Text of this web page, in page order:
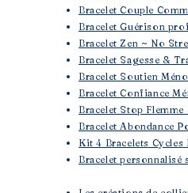
Bracelet Couple
Bracelet Guérison
Bracelet Zen ~ No
Bracelet Sagesse &
Bracelet Soutien
Bracelet Confiance
Bracelet Stop
Bracelet Abondance
Kit 4 Bracelets
Bracelet personnalisé